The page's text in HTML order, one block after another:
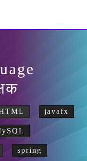
javafx
spring